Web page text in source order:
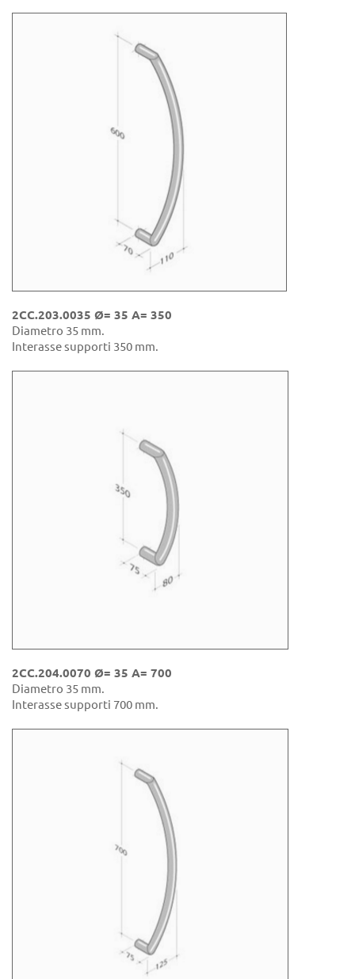
2CC.203.0035 Ø= 35 A= 350
Diametro 35 mm.
Interasse supporti 350 mm.
2CC.204.0070 Ø= 35 A= 700
Diametro 35 mm.
Interasse supporti 700 mm.